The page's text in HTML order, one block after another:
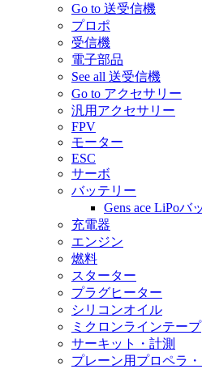
Go to 送受信機
プロポ
受信機
電子部品
See all 送受信機
Go to アクセサリー
汎用アクセサリー
FPV
モーター
ESC
サーボ
バッテリー
Gens ace LiPoバ
充電器
エンジン
燃料
スターター
プラグヒーター
シリコンオイル
ミクロンラインテープ
サーキット・計測
プレーン用プロペラ